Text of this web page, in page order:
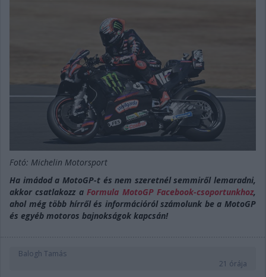
Fotó: Michelin Motorsport
Ha imádod a MotoGP-t és nem szeretnél semmiről lemaradni,
akkor csatlakozz a Formula MotoGP Facebook-csoportunkhoz,
ahol még több hírről és információról számolunk be a MotoGP
és egyéb motoros bajnokságok kapcsán!
Balogh Tamás
21 órája